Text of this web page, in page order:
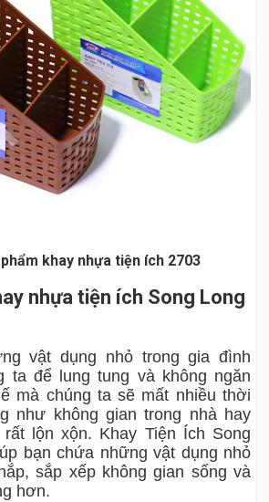
khay nhựa tiện ích 2703
nhựa tiện ích Song Long
vật dụng nhỏ trong gia đình
ta để lung tung và không ngăn
mà chúng ta sẽ mất nhiều thời
như không gian trong nhà hay
lộn xộn. Khay Tiện Ích Song
bạn chứa những vật dụng nhỏ
sắp xếp không gian sống và
hơn.